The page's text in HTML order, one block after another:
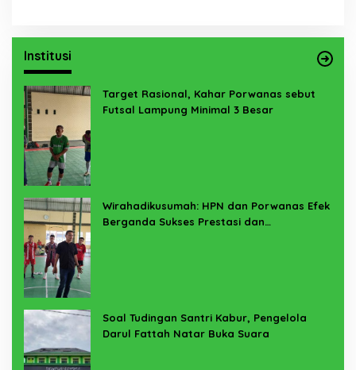
Institusi
Target Rasional, Kahar Porwanas sebut
Futsal Lampung Minimal 3 Besar
Wirahadikusumah: HPN dan Porwanas Efek
Berganda Sukses Prestasi dan
Soal Tudingan Santri Kabur, Pengelola
Darul Fattah Natar Buka Suara